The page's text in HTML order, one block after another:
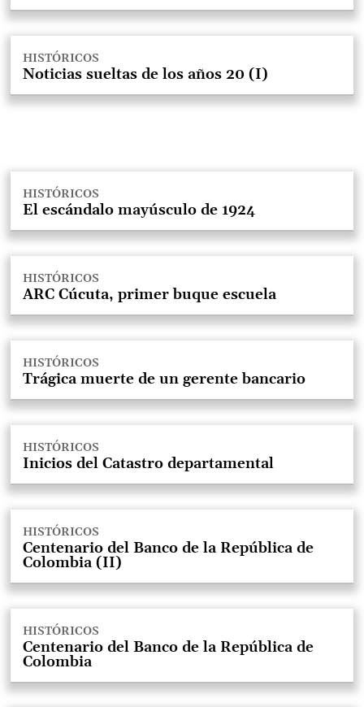
HISTÓRICOS
Noticias sueltas de los años 20 (I)
HISTÓRICOS
El escándalo mayúsculo de 1924
HISTÓRICOS
ARC Cúcuta, primer buque escuela
HISTÓRICOS
Trágica muerte de un gerente bancario
HISTÓRICOS
Inicios del Catastro departamental
HISTÓRICOS
Centenario del Banco de la República de
Colombia (II)
HISTÓRICOS
Centenario del Banco de la República de
Colombia